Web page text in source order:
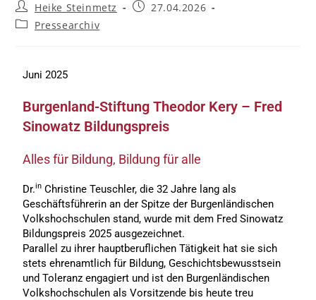
Heike Steinmetz
27.04.2026
Pressearchiv
Juni 2025
Burgenland-Stiftung Theodor Kery – Fred
Sinowatz Bildungspreis
Alles für Bildung, Bildung für alle
Dr.in Christine Teuschler, die 32 Jahre lang als
Geschäftsführerin an der Spitze der Burgenländischen
Volkshochschulen stand, wurde mit dem Fred Sinowatz
Bildungspreis 2025 ausgezeichnet.
Parallel zu ihrer hauptberuflichen Tätigkeit hat sie sich
stets ehrenamtlich für Bildung, Geschichtsbewusstsein
und Toleranz engagiert und ist den Burgenländischen
Volkshochschulen als Vorsitzende bis heute treu